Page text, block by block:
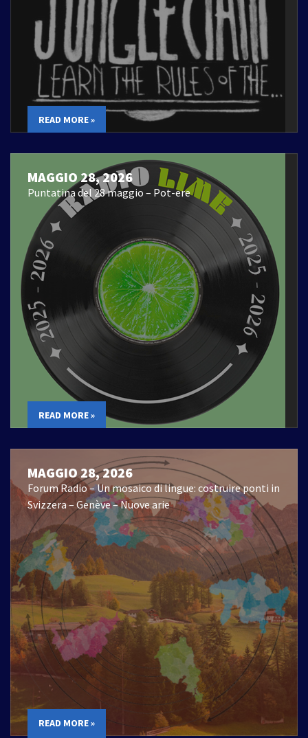
READ MORE »
MAGGIO 28, 2026
Puntatina del 28 maggio – Pot-ere
READ MORE »
MAGGIO 28, 2026
Forum Radio – Un mosaico di lingue: costruire ponti in
Svizzera – Genève – Nuove arie
READ MORE »